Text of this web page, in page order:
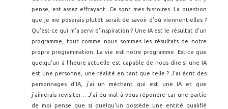
pense, est assez effrayant. Ce sont mes histoires. La question
que je me poserais plutôt serait de savoir d’où viennent-elles ?
Qu’est-ce qui m’a servi d’inspiration ? Une IA est le résultat d’un
programme, tout comme nous sommes les résultats de notre
propre programmation. La vie est notre programme. Est-ce que
quelqu’un à l’heure actuelle est capable de nous dire si une IA
est une personne, une réalité en tant que telle ? J’ai écrit des
personnages d’IA, j’ai un méchant qui est une IA et que
j’aimerais revisiter… J’ai du mal à vous répondre car une partie
de moi pense que si quelqu’un possède une entité qualifié